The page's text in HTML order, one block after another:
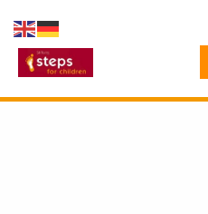
Inhalt
springen